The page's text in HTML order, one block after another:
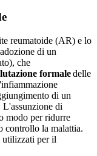
reumatoide (AR) e lo
di un
che
formaledelle
di un
di
modo per ridurre
controllo la malattia.
utilizzati per il